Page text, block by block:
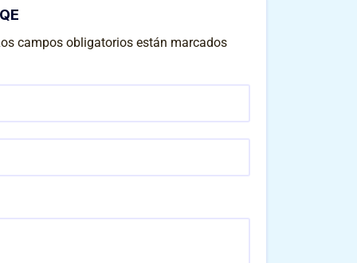
campos obligatorios están marcados